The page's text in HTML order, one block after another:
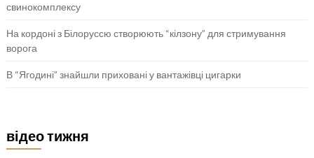
свинокомплексу
На кордоні з Білоруссю створюють “кілзону” для стримування
ворога
В “Ягодині” знайшли приховані у вантажівці цигарки
відео тижня